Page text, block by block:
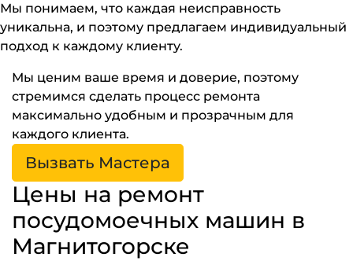
Мы понимаем, что каждая неисправность
уникальна, и поэтому предлагаем индивидуальный
подход к каждому клиенту.
Мы ценим ваше время и доверие, поэтому
стремимся сделать процесс ремонта
максимально удобным и прозрачным для
каждого клиента.
Вызвать Мастера
Цены на ремонт
посудомоечных машин в
Магнитогорске